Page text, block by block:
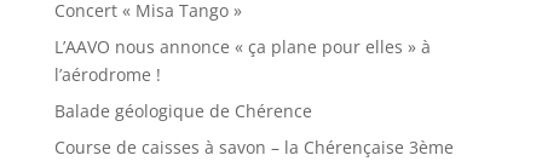
Concert « Misa Tango »
L’AAVO nous annonce « ça plane pour elles » à
l’aérodrome !
Balade géologique de Chérence
Course de caisses à savon – la Chérençaise 3ème